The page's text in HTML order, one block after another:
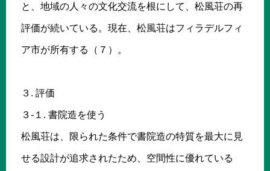
と、地域の人々の文化交流を根にして、松風荘の再
評価が続いている。現在、松風荘はフィラデルフィ
ア市が所有する（７）。
３. 評価
３-１. 書院造を使う
松風荘は、限られた条件で書院造の特質を最大に見
せる設計が追求されたため、空間性に優れている